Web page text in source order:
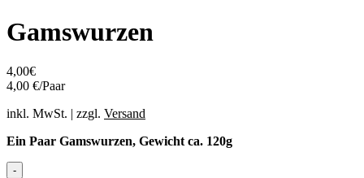
Gamswurzen
4,00€
4,00 €/Paar
inkl. MwSt. | zzgl. Versand
Ein Paar Gamswurzen, Gewicht ca. 120g
-